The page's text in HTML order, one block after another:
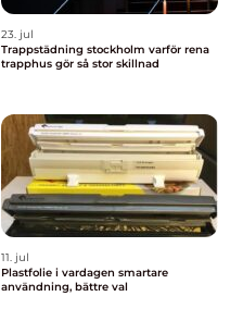
23. jul
Trappstädning stockholm varför rena
trapphus gör så stor skillnad
11. jul
Plastfolie i vardagen smartare
användning, bättre val